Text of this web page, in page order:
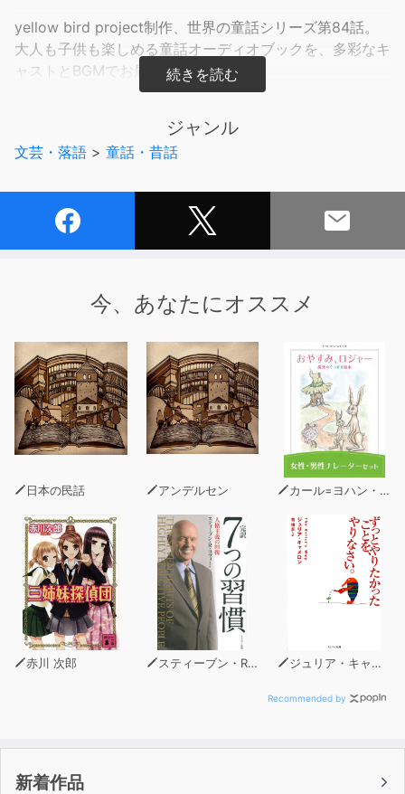
yellow bird project制作、世界の童話シリーズ第84話。
大人も子供も楽しめる童話オーディオブックを、多彩なキ
ャストとBGMでお届けします。
『弥助という貧乏な若者の元に、ある日やってきた1人の
死神は弥助に、自分と組んで金儲けをしないかと持ちかけ
ました。』
ジャンル
文芸・落語 > 童話・昔話
今、あなたにオススメ
日本の民話 アンデルセン カール=ヨハン・エリーン
赤川 次郎 スティーブン・R・コヴィー ジュリア・キャメロン
Recommended by
新着作品